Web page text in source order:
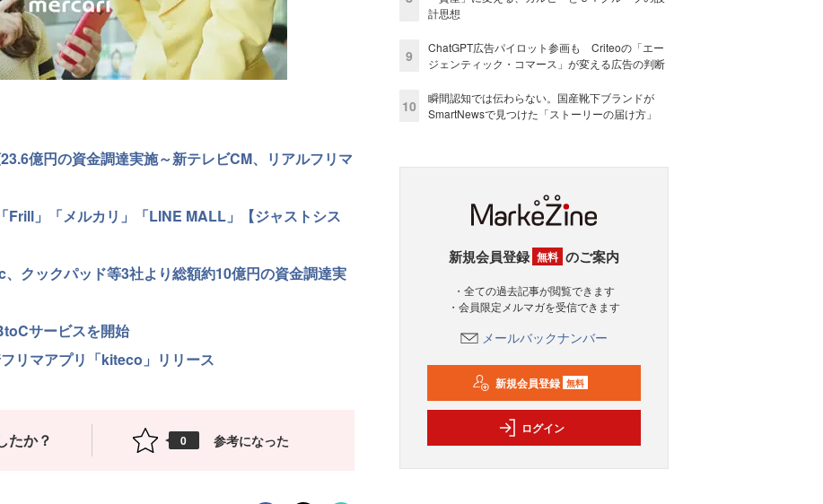
億円の資金調達実施～新テレビCM、リアルフリマ
Frill」「メルカリ」「LINE MALL」【ジャストシス
クックパッド等3社より総額約10億円の資金調達実
サービスを開始
リマアプリ「kiteco」リリース
たか？ 0 参考になった
計思想
9
ChatGPT広告パイロット参画も Criteoの「エー
ジェンティック・コマース」が変える広告の判断
10
瞬間認知では伝わらない。国産靴下ブランドが
SmartNewsで見つけた「ストーリーの届け方」
新規会員登録 無料 のご案内
・全ての過去記事が閲覧できます
・会員限定メルマガを受信できます
メールバックナンバー
新規会員登録 無料
ログイン